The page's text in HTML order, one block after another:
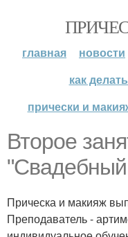
главная новости
как
прически и
Второе
Прическа и макияж
Преподаватель -